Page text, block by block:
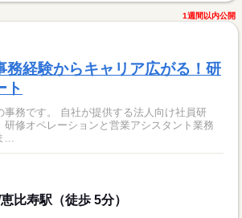
1週間以内公開
務経験からキャリア広がる！研
ト
事務です。 自社が提供する法人向け社員研
研修オペレーションと営業アシスタント業務
...
比寿駅（徒歩 5分）